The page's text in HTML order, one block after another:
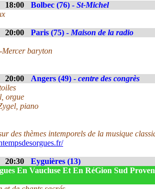
18:00 Bolbec (76) - St-Michel
20:00 Paris (75) - Maison de la radio
Mercer baryton
20:00 Angers (49) - centre des congrès
orgue
piano
des thèmes intemporels de la musique
20:30
Eyguières (13)
En Vaucluse Et En RéGion Sud